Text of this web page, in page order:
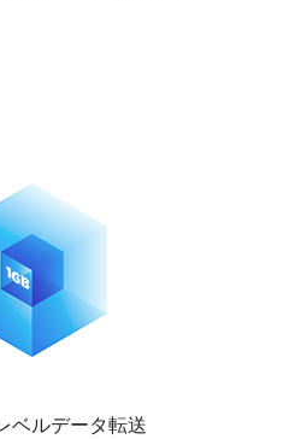
ベルデータ転送